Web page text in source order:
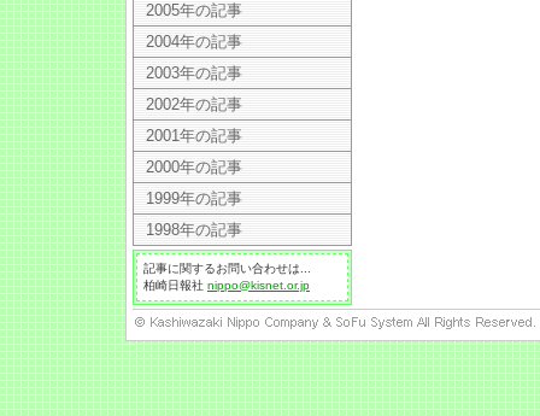
2005年の記事
2004年の記事
2003年の記事
2002年の記事
2001年の記事
2000年の記事
1999年の記事
1998年の記事
記事に関するお問い合わせは...
柏崎日報社 nippo@kisnet.or.jp